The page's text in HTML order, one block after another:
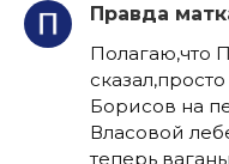
Правда
Полагаю,что
Борисов на
Власовой
теперь